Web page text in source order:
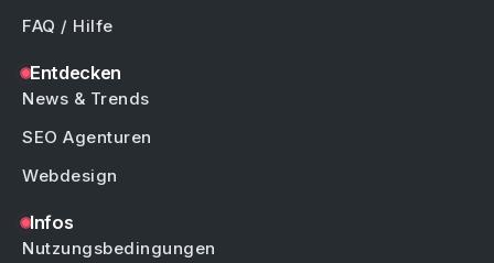
FAQ / Hilfe
Entdecken
News & Trends
SEO Agenturen
Webdesign
Infos
Nutzungsbedingungen